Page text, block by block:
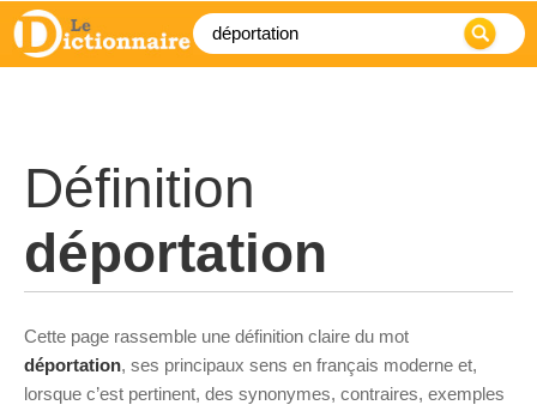
Définition
déportation
Cette page rassemble une définition claire du mot
déportation, ses principaux sens en français moderne et,
lorsque c’est pertinent, des synonymes, contraires, exemples